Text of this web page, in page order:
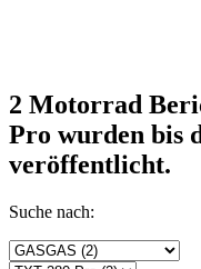
2 Motorrad
Pro wurden bis
veröffentlicht.
Suche nach: